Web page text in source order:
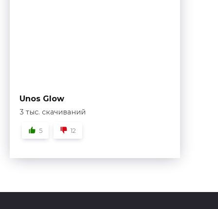
Unos Glow
3 тыс. скачиваний
5 12